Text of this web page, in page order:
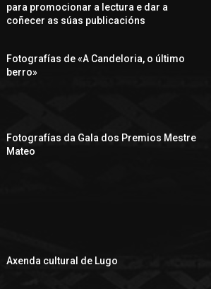
para promocionar a lectura e dar a
coñecer as súas publicacións
Fotografías de «A Candeloria, o último
berro»
Fotografías da Gala dos Premios Mestre
Mateo
Axenda cultural de Lugo